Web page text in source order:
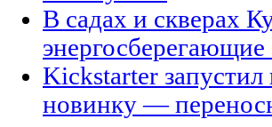
В садах и скверах
энергосберегающие
Kickstarter
новинку —